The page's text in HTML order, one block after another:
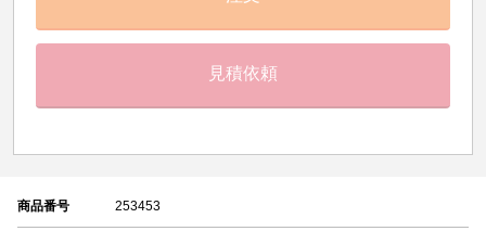
見積依頼
商品番号 253453